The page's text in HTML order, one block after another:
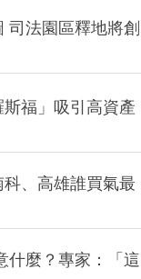
司法園區釋地將創
福」吸引高資產
、高雄誰買氣最
什麼？專家：「這